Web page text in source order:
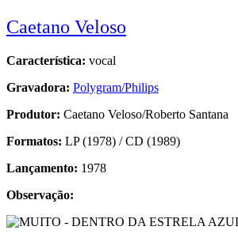
Caetano Veloso
Característica: vocal
Gravadora: Polygram/Philips
Produtor: Caetano Veloso/Roberto Santana
Formatos: LP (1978) / CD (1989)
Lançamento: 1978
Observação: